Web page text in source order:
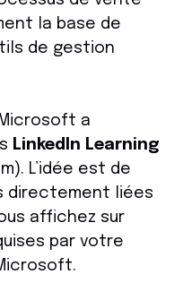
la base de
de gestion
a
LinkedIn Learning
L’idée est de
directement liées
affichez sur
par votre